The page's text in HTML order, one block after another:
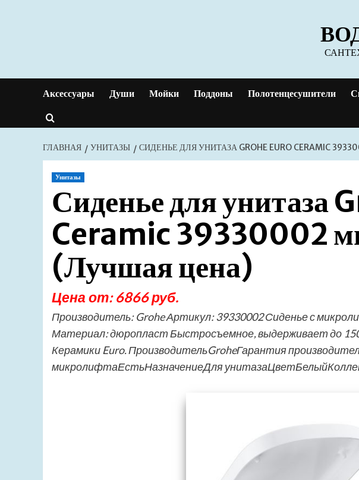
Аксессуары Души Мойки Поддоны Полотенцесушители
ГЛАВНАЯ УНИТАЗЫ СИДЕНЬЕ ДЛЯ УНИТАЗА GROHE EURO CERAMIC
Унитазы
Сиденье для унитаза
Ceramic 39330002
(Лучшая цена)
Цена от: 6866 руб.
Производитель: Grohe Артикул: 39330002 Сиденье с
Материал: дюропласт Быстросъемное, выдерживает до 150
Керамики Euro. ПроизводительGroheГарантия
микролифтаЕстьНазначениеДля